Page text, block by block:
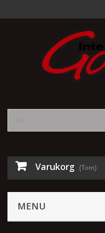
Varukorg (Tom)
MENU